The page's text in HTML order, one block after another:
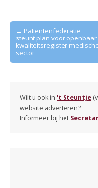
Post
navigation
← Patiëntenfederatie
steunt plan voor openbaar
kwaliteitsregister medische
sector
Wilt u ook in 't Steuntje
website adverteren?
Informeer bij het